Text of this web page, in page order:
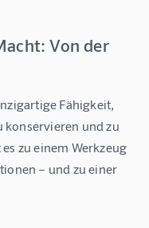
Von der
Fähigkeit,
konservieren und zu
zu einem Werkzeug
– und zu einer